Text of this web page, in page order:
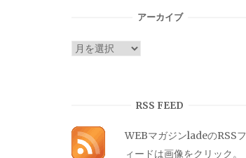
アーカイブ
ア
RSS FEED
WEBマガジンladeのRSSフ
ィードは画像をクリック。